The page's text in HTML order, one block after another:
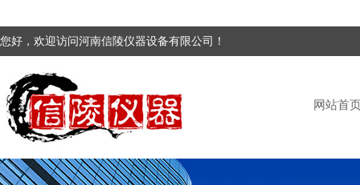
您好，欢迎访问河南信陵仪器设备有限公司！
网站首